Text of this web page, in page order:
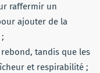
raffermir un
ajouter de la
tandis que les
et respirabilité ;